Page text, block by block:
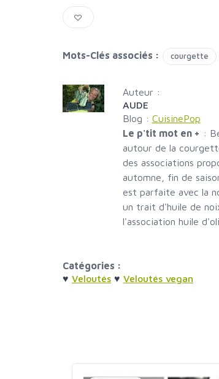
Mots-Clés associés : courgette
Auteur :
AUDE
Blog : CuisinePop
Le p'tit mot en + :
autour de la
des associations
automne, fin de
est parfaite avec la
un trait d'huile de
l'association huile
Catégories :
♥ Veloutés ♥ Veloutés vegan